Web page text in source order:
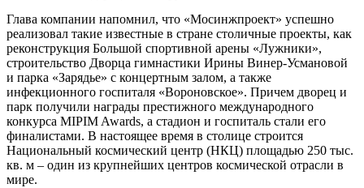
Глава компании напомнил, что «Мосинжпроект» успешно
реализовал такие известные в стране столичные проекты, как
реконструкция Большой спортивной арены «Лужники»,
строительство Дворца гимнастики Ирины Винер-Усмановой
и парка «Зарядье» с концертным залом, а также
инфекционного госпиталя «Вороновское». Причем дворец и
парк получили награды престижного международного
конкурса MIPIM Awards, а стадион и госпиталь стали его
финалистами. В настоящее время в столице строится
Национальный космический центр (НКЦ) площадью 250 тыс.
кв. м – один из крупнейших центров космической отрасли в
мире.